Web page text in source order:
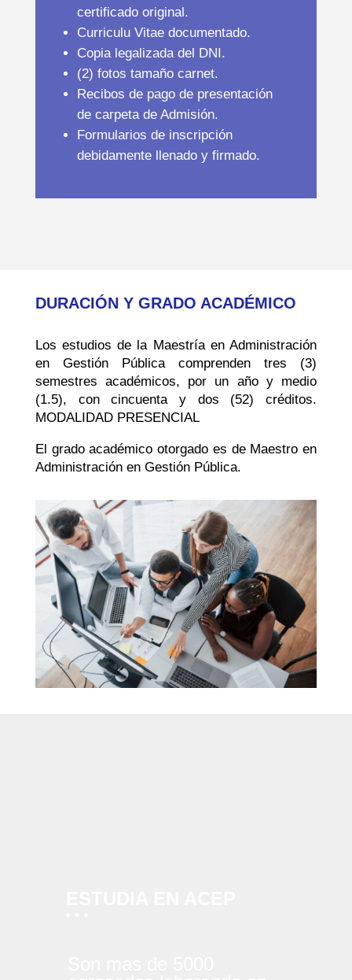
certificado original.
Curriculu Vitae documentado.
Copia legalizada del DNI.
(2) fotos tamaño carnet.
Recibos de pago de presentación
de carpeta de Admisión.
Formularios de inscripción
debidamente llenado y firmado.
DURACIÓN Y GRADO ACADÉMICO
Los estudios de la Maestría en Administración
en Gestión Pública comprenden tres (3)
semestres académicos, por un año y medio
(1.5), con cincuenta y dos (52) créditos.
MODALIDAD PRESENCIAL
El grado académico otorgado es de Maestro en
Administración en Gestión Pública.